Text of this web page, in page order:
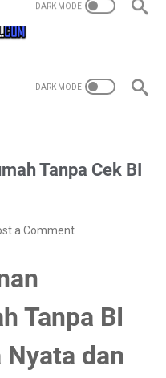
Tanpa Cek BI
a Comment
Tanpa BI
dan